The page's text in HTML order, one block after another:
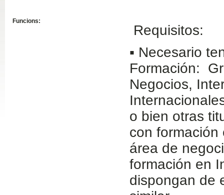
Funcions:
Requisitos:
▪ Necesario
Formación:
Negocios,
o bien otras
con formación
área de
formación en
dispongan de